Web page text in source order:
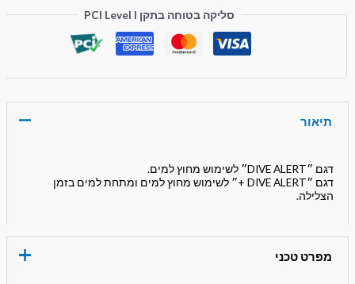
סליקה בטוחה בתקן PCI Level I
תיאור
דגם ״DIVE ALERT״ לשימוש מחוץ למים.
דגם ״DIVE ALERT +״ לשימוש מחוץ למים ומתחת למים בזמן
הצלילה.
מפרט טכני